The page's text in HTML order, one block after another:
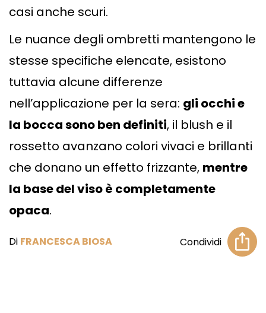
casi anche scuri.
Le nuance degli ombretti mantengono le
stesse specifiche elencate, esistono
tuttavia alcune differenze
nell’applicazione per la sera: gli occhi e
la bocca sono ben definiti, il blush e il
rossetto avanzano colori vivaci e brillanti
che donano un effetto frizzante, mentre
la base del viso è completamente
opaca.
Di FRANCESCA BIOSA Condividi